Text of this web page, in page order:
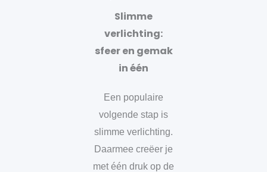
Slimme
verlichting:
sfeer en gemak
in één
Een populaire
volgende stap is
slimme verlichting.
Daarmee creëer je
met één druk op de